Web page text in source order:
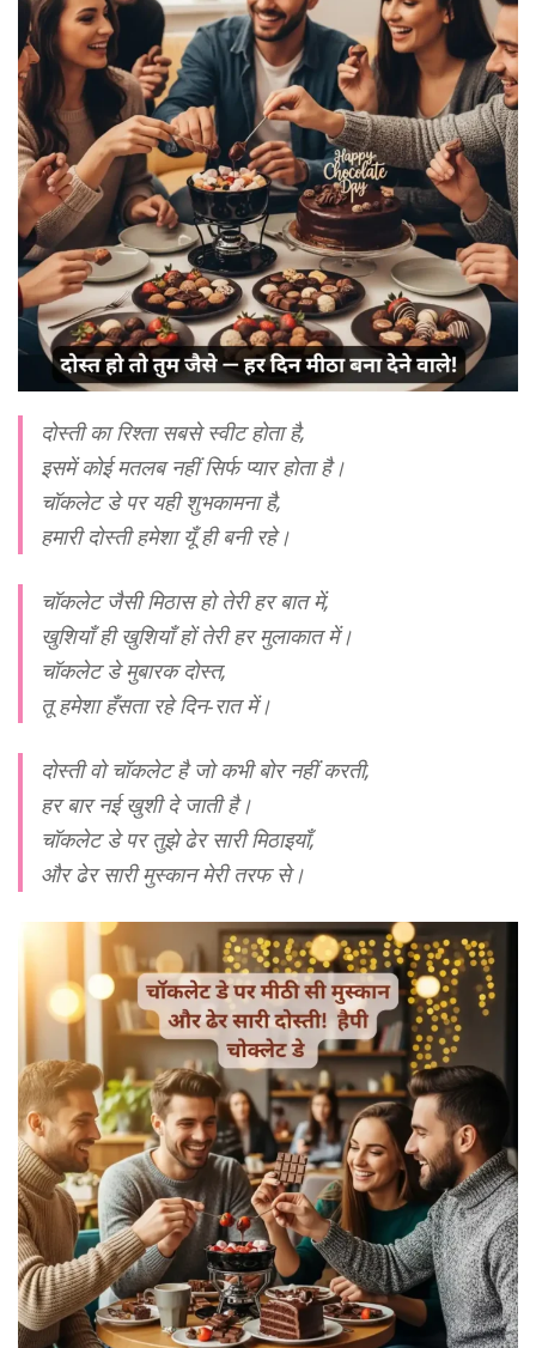
दोस्ती का रिश्ता सबसे स्वीट होता है,
इसमें कोई मतलब नहीं सिर्फ प्यार होता है।
चॉकलेट डे पर यही शुभकामना है,
हमारी दोस्ती हमेशा यूँ ही बनी रहे।
चॉकलेट जैसी मिठास हो तेरी हर बात में,
खुशियाँ ही खुशियाँ हों तेरी हर मुलाकात में।
चॉकलेट डे मुबारक दोस्त,
तू हमेशा हँसता रहे दिन-रात में।
दोस्ती वो चॉकलेट है जो कभी बोर नहीं करती,
हर बार नई खुशी दे जाती है।
चॉकलेट डे पर तुझे ढेर सारी मिठाइयाँ,
और ढेर सारी मुस्कान मेरी तरफ से।